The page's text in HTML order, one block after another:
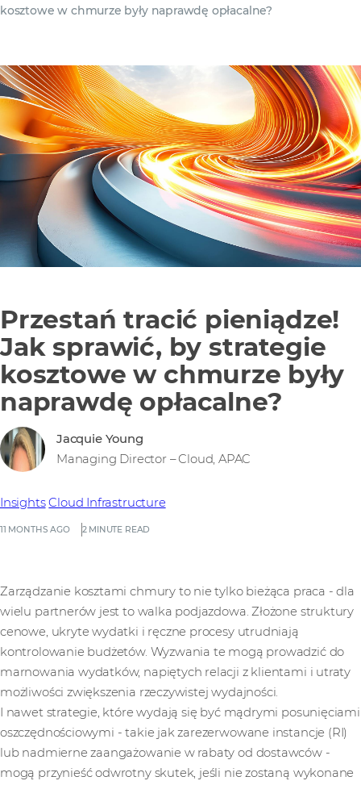
kosztowe w chmurze były naprawdę opłacalne?
Przestań tracić pieniądze!
Jak sprawić, by strategie
kosztowe w chmurze były
naprawdę opłacalne?
11 MONTHS AGO 2 MINUTE READ
Insights Cloud Infrastructure
Jacquie Young
Managing Director – Cloud, APAC
Zarządzanie kosztami chmury to nie tylko bieżąca praca - dla
wielu partnerów jest to walka podjazdowa. Złożone struktury
cenowe, ukryte wydatki i ręczne procesy utrudniają
kontrolowanie budżetów. Wyzwania te mogą prowadzić do
marnowania wydatków, napiętych relacji z klientami i utraty
możliwości zwiększenia rzeczywistej wydajności.
I nawet strategie, które wydają się być mądrymi posunięciami
oszczędnościowymi - takie jak zarezerwowane instancje (RI)
lub nadmierne zaangażowanie w rabaty od dostawców -
mogą przynieść odwrotny skutek, jeśli nie zostaną wykonane